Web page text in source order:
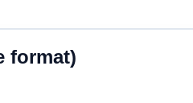
format)